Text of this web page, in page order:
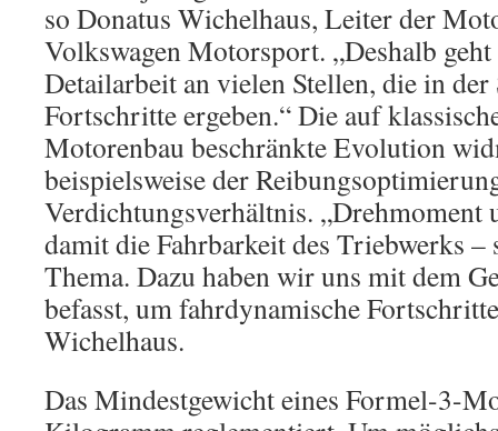
so Donatus Wichelhaus, Leiter der
Volkswagen Motorsport. „Deshalb
Detailarbeit an vielen Stellen, die in
Fortschritte ergeben.“ Die auf
Motorenbau beschränkte Evolution
beispielsweise der
Verdichtungsverhältnis. „Drehmoment
damit die Fahrbarkeit des Triebwerks
Thema. Dazu haben wir uns mit dem
befasst, um fahrdynamische
Wichelhaus.
Das Mindestgewicht eines Formel-3-